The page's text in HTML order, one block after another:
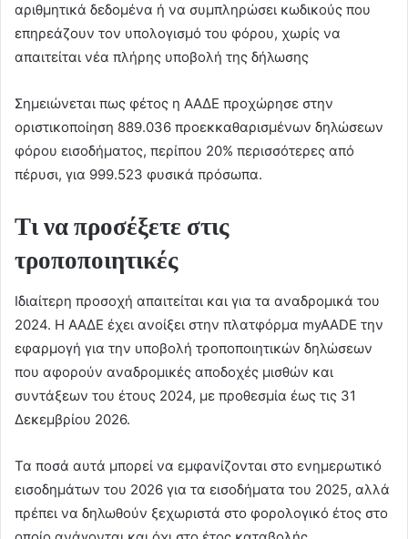
αριθμητικά δεδομένα ή να συμπληρώσει κωδικούς που
επηρεάζουν τον υπολογισμό του φόρου, χωρίς να
απαιτείται νέα πλήρης υποβολή της δήλωσης
Σημειώνεται πως φέτος η ΑΑΔΕ προχώρησε στην
οριστικοποίηση 889.036 προεκκαθαρισμένων δηλώσεων
φόρου εισοδήματος, περίπου 20% περισσότερες από
πέρυσι, για 999.523 φυσικά πρόσωπα.
Τι να προσέξετε στις
τροποποιητικές
Ιδιαίτερη προσοχή απαιτείται και για τα αναδρομικά του
2024. Η ΑΑΔΕ έχει ανοίξει στην πλατφόρμα myAADE την
εφαρμογή για την υποβολή τροποποιητικών δηλώσεων
που αφορούν αναδρομικές αποδοχές μισθών και
συντάξεων του έτους 2024, με προθεσμία έως τις 31
Δεκεμβρίου 2026.
Τα ποσά αυτά μπορεί να εμφανίζονται στο ενημερωτικό
εισοδημάτων του 2026 για τα εισοδήματα του 2025, αλλά
πρέπει να δηλωθούν ξεχωριστά στο φορολογικό έτος στο